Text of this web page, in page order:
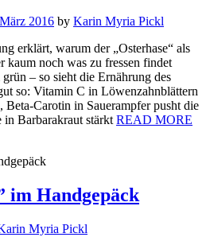
2016 by Karin Myria Pickl
erklärt, warum der „Osterhase“ als
kaum noch was zu fressen findet
– so sieht die Ernährung des
so: Vitamin C in Löwenzahnblättern
Carotin in Sauerampfer pusht die
Barbarakraut stärkt READ MORE
im Handgepäck
Myria Pickl